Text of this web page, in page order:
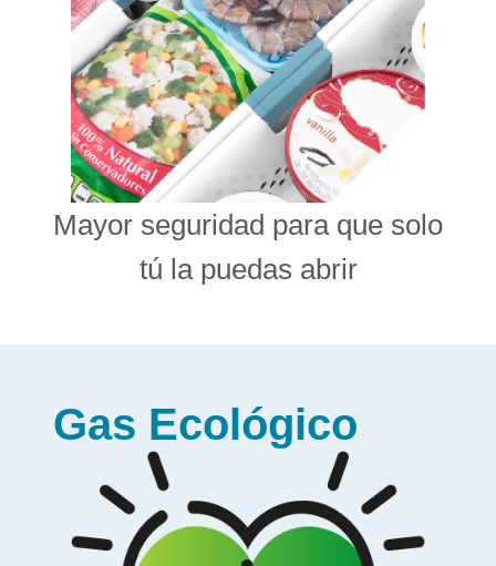
Gas Ecológico
Mayor seguridad para que solo
tú la puedas abrir